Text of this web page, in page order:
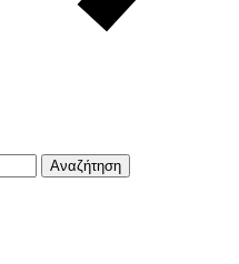
Αναζήτηση